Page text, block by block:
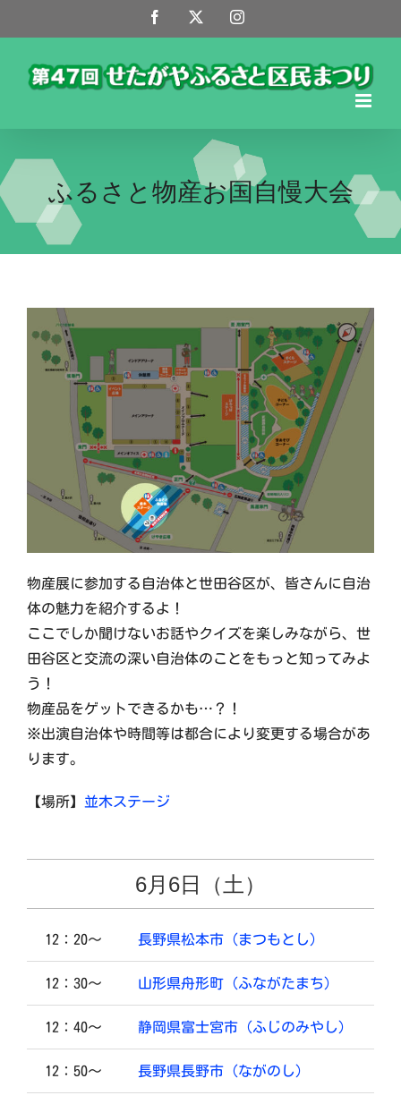
to
content
Facebook Instagram
ふるさと物産お国自慢大会
物産展に参加する自治体と世田谷区が、皆さんに自治
体の魅力を紹介するよ！
ここでしか聞けないお話やクイズを楽しみながら、世
田谷区と交流の深い自治体のことをもっと知ってみよ
う！
物産品をゲットできるかも…？！
※出演自治体や時間等は都合により変更する場合があ
ります。
【場所】 並木ステージ
6月6日（土）
12：20～ 長野県松本市（まつもとし）
12：30～ 山形県舟形町（ふながたまち）
12：40～ 静岡県富士宮市（ふじのみやし）
12：50～ 長野県長野市（ながのし）